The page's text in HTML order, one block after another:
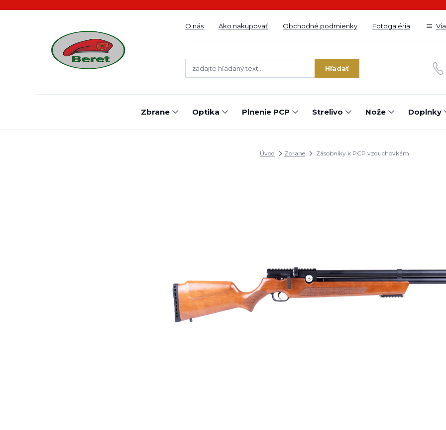
O nás Ako nakupovať Obchodné podmienky Fotogaléria
Hľadať
Zbrane Optika Plnenie PCP Strelivo Nože Doplnky
Úvod Zbrane Zásobníky k PCP vzduchovkám